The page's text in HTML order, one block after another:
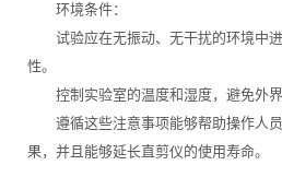
环境条件：
试验应在无振动、无干扰的环境中进
性。
控制实验室的温度和湿度，避免外界
遵循这些注意事项能够帮助操作人员
果，并且能够延长直剪仪的使用寿命。